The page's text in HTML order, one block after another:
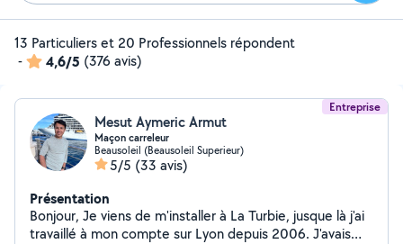
13 Particuliers et 20 Professionnels répondent
-
4,6/5 (376 avis)
Entreprise
Mesut Aymeric Armut
Maçon carreleur
Beausoleil (Beausoleil Superieur)
5/5 (33 avis)
Présentation
Bonjour, Je viens de m'installer à La Turbie, jusque là j'ai
travaillé à mon compte sur Lyon depuis 2006. J'avais